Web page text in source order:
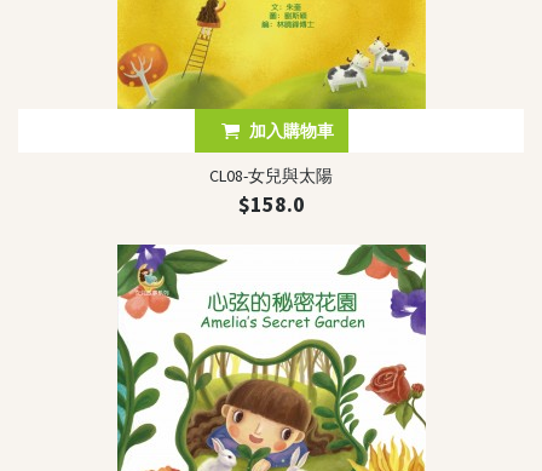
加入購物車
CL08-女兒與太陽
$158.0